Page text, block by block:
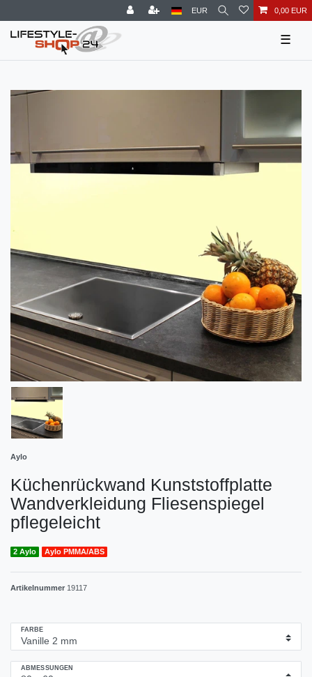
EUR 0,00 EUR
☰
Aylo
Küchenrückwand Kunststoffplatte
Wandverkleidung Fliesenspiegel
pflegeleicht
2 Aylo Aylo PMMA/ABS
Artikelnummer 19117
FARBE
ABMESSUNGEN